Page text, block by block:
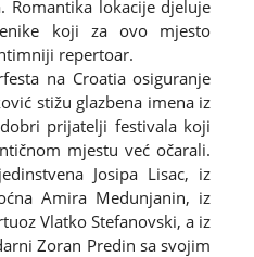
Romantika lokacije djeluje
koji za ovo mjesto
repertoar.
na Croatia osiguranje
stižu glazbena imena iz
prijatelji festivala koji
mjestu već očarali.
Josipa Lisac, iz
Amira Medunjanin, iz
Vlatko Stefanovski, a iz
Zoran Predin sa svojim